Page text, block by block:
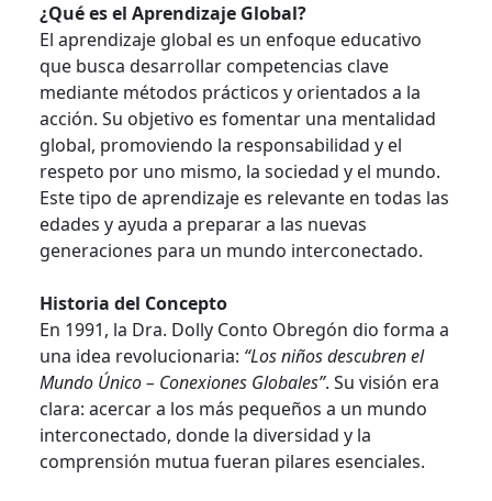
¿Qué es el Aprendizaje Global?
El aprendizaje global es un enfoque educativo
que busca desarrollar competencias clave
mediante métodos prácticos y orientados a la
acción. Su objetivo es fomentar una mentalidad
global, promoviendo la responsabilidad y el
respeto por uno mismo, la sociedad y el mundo.
Este tipo de aprendizaje es relevante en todas las
edades y ayuda a preparar a las nuevas
generaciones para un mundo interconectado.
Historia del Concepto
En 1991, la Dra. Dolly Conto Obregón dio forma a
una idea revolucionaria: “Los niños descubren el
Mundo Único – Conexiones Globales”. Su visión era
clara: acercar a los más pequeños a un mundo
interconectado, donde la diversidad y la
comprensión mutua fueran pilares esenciales.